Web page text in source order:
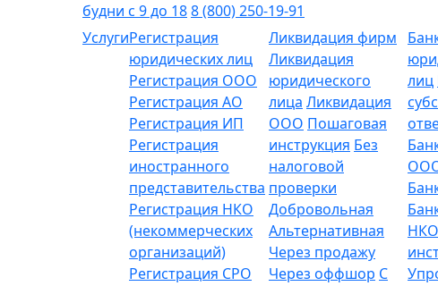
будни с 9 до 188 (800) 250-19-91
УслугиРегистрация
юридических лиц
Регистрация ООО
Регистрация АО
Регистрация ИП
Регистрация
иностранного
представительства
Регистрация НКО
(некоммерческих
организаций)
Регистрация СРО
Ликвидация фирм
Ликвидация
юридического
лица Ликвидация
ООО Пошаговая
инструкция Без
налоговой
проверки
Добровольная
Альтернативная
Через продажу
Через оффшор С
лиц
НКО